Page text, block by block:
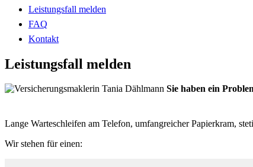
Leistungsfall melden
FAQ
Kontakt
Leistungsfall melden
Sie haben ein
Lange Warteschleifen am Telefon, umfangreicher Papierkram,
Wir stehen für einen: